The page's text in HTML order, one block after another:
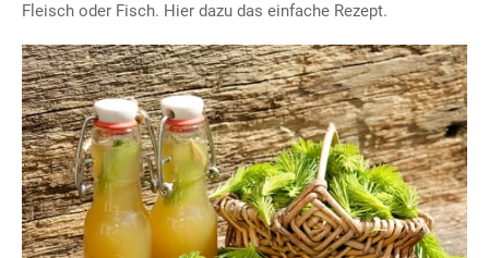
Fleisch oder Fisch. Hier dazu das einfache Rezept.